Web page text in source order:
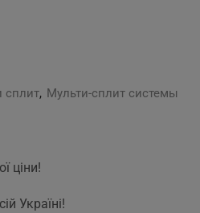
сплит, Мульти-сплит системы
ціни!
Україні!